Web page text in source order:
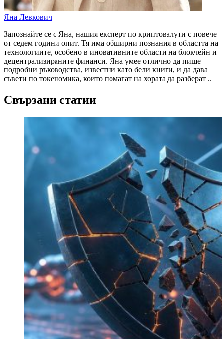
Яна Левкович
Запознайте се с Яна, нашия експерт по криптовалути с повече
от седем години опит. Тя има обширни познания в областта на
технологиите, особено в иновативните области на блокчейн и
децентрализираните финанси. Яна умее отлично да пише
подробни ръководства, известни като бели книги, и да дава
съвети по токеномика, които помагат на хората да разберат ..
Свързани статии